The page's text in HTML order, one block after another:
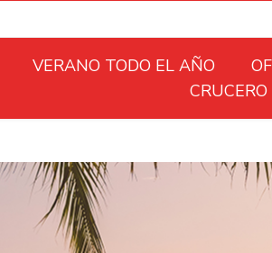
VERANO TODO EL AÑO
CRUCERO